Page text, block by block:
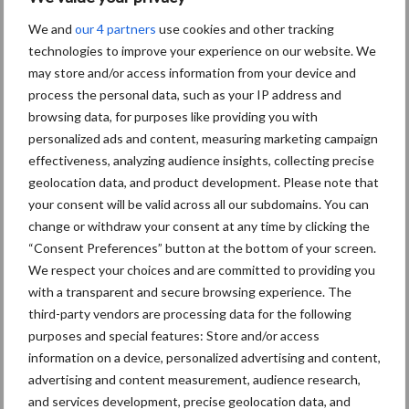
We and our 4 partners use cookies and other tracking
technologies to improve your experience on our website. We
may store and/or access information from your device and
process the personal data, such as your IP address and
browsing data, for purposes like providing you with
personalized ads and content, measuring marketing campaign
effectiveness, analyzing audience insights, collecting precise
geolocation data, and product development. Please note that
your consent will be valid across all our subdomains. You can
change or withdraw your consent at any time by clicking the
“Consent Preferences” button at the bottom of your screen.
We respect your choices and are committed to providing you
with a transparent and secure browsing experience. The
third-party vendors are processing data for the following
purposes and special features: Store and/or access
information on a device, personalized advertising and content,
advertising and content measurement, audience research,
and services development, precise geolocation data, and
Primaire
Sidebar
Recent nieuws Partner nieuws
30 dec
Hervorming flexibele
arbeidscontracten kent mitsen en
maren
29 dec
Freddy van de Ridder Cleaners:
“Glazenwassen zit in m’n bloed,
maar innoveren is mijn toekomst”
24 dec
Friendship Sports Centre maakt
vrienden voor het leven